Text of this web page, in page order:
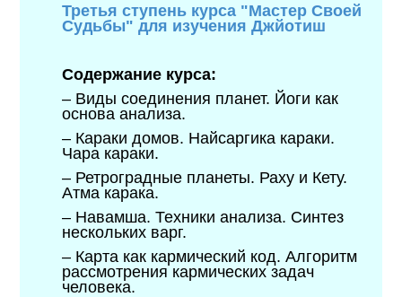
Третья ступень курса "Мастер Своей
Судьбы" для изучения Джйотиш
Содержание курса:
– Виды соединения планет. Йоги как
основа анализа.
– Караки домов. Найсаргика караки.
Чара караки.
– Ретроградные планеты. Раху и Кету.
Атма карака.
– Навамша. Техники анализа. Синтез
нескольких варг.
– Карта как кармический код. Алгоритм
рассмотрения кармических задач
человека.